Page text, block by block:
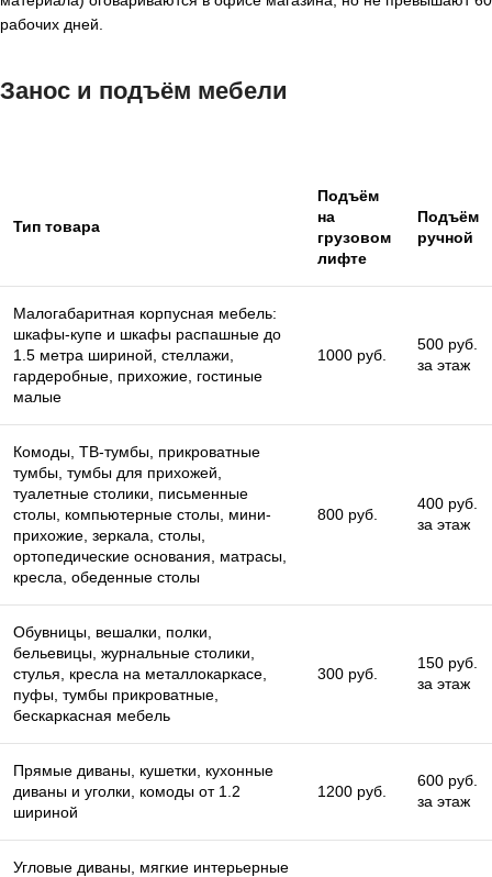
рабочих дней.
Занос и подъём мебели
Тип товара
Подъём
на
грузовом
лифте
Подъём
ручной
Малогабаритная корпусная мебель:
шкафы-купе и шкафы распашные до
1.5 метра шириной, стеллажи,
гардеробные, прихожие, гостиные
малые
1000 руб.
500 руб.
за этаж
Комоды, ТВ-тумбы, прикроватные
тумбы, тумбы для прихожей,
туалетные столики, письменные
столы, компьютерные столы, мини-
прихожие, зеркала, столы,
ортопедические основания, матрасы,
кресла, обеденные столы
800 руб.
400 руб.
за этаж
Обувницы, вешалки, полки,
бельевицы, журнальные столики,
стулья, кресла на металлокаркасе,
пуфы, тумбы прикроватные,
бескаркасная мебель
300 руб.
150 руб.
за этаж
Прямые диваны, кушетки, кухонные
диваны и уголки, комоды от 1.2
шириной
1200 руб.
600 руб.
за этаж
Угловые диваны, мягкие интерьерные